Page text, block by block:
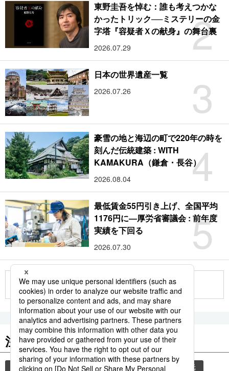
2
東野圭吾を悼む：誰も考えつかな
かったトリック──ミステリーの金
字塔『容疑者Ｘの献身』の舞台裏
2026.07.29
3
日本の世界遺産一覧
2026.07.26
4
豪雪の地と海辺の町で220年の時を
刻んだ伝統建築 : WITH
KAMAKURA（鎌倉・長谷）
2026.08.04
5
最低賃金55円引き上げ、全国平均
1176円に―厚労省審議会 : 前年度
実績を下回る
2026.07.30
もっと見る
注目のキーワード
共同通信ニュース 気象・災害 災害 観光